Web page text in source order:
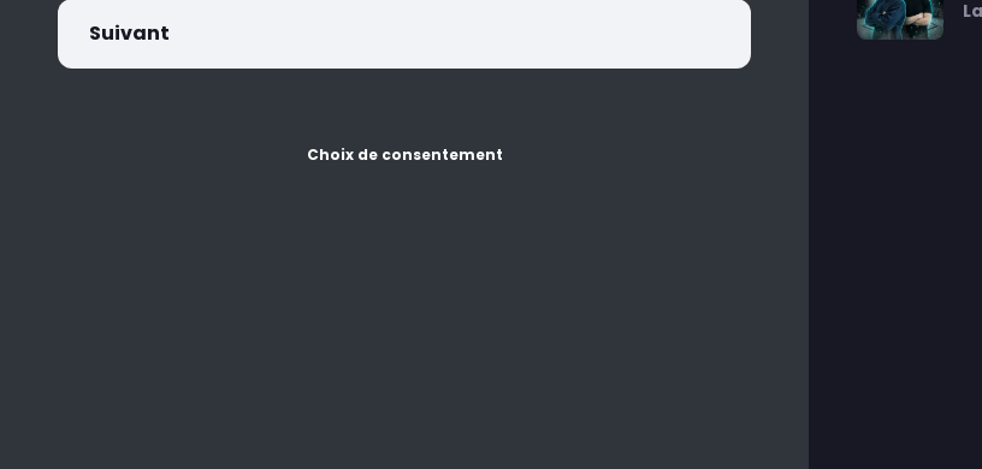
Suivant
Choix de consentement